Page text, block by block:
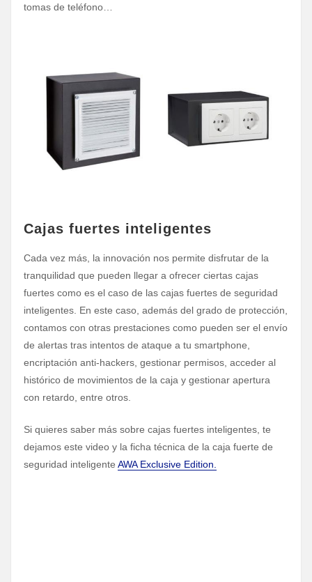
tomas de teléfono…
Cajas fuertes inteligentes
Cada vez más, la innovación nos permite disfrutar de la
tranquilidad que pueden llegar a ofrecer ciertas cajas
fuertes como es el caso de las cajas fuertes de seguridad
inteligentes. En este caso, además del grado de protección,
contamos con otras prestaciones como pueden ser el envío
de alertas tras intentos de ataque a tu smartphone,
encriptación anti-hackers, gestionar permisos, acceder al
histórico de movimientos de la caja y gestionar apertura
con retardo, entre otros.
Si quieres saber más sobre cajas fuertes inteligentes, te
dejamos este video y la ficha técnica de la caja fuerte de
seguridad inteligente AWA Exclusive Edition.